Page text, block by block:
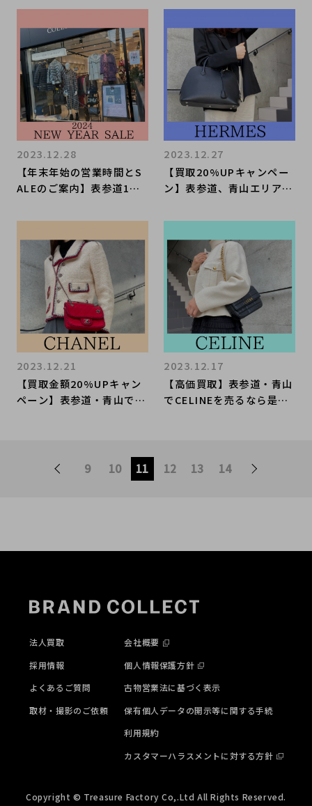
をお届けいたします。
ランドコレクトへ。CHAN
ELのアパレルアイテムを買
取入荷いたしました！CHA
NELのお洋服も高価買取い
たします！
【年末年始の営業時間とS
ALEのご案内】表参道1号
びお得なSALE情報をお届
2023.12.28
【買取20%UPキャンペー
ン】表参道、青山エリアで
ランドコレクトへ。ボリー
ました！ボリードとの違い
とは？ご紹介いたします！
2023.12.27
【買取金額20%UPキャン
ペーン】表参道・青山でC
たしました！CHANELのお
洋服も高価買取いたしま
2023.12.21
【高価買取】表参道・青山
でCELINEを売るなら是非
です！
2023.12.17
9 10 11 12 13 14
法人買取
採用情報
よくあるご質問
取材・撮影のご依頼
会社概要
個人情報保護方針
古物営業法に基づく表示
保有個人データの開示等に関する手続
利用規約
カスタマーハラスメントに対する方針
Copyright © Treasure Factory Co,.Ltd All Rights Reserved.